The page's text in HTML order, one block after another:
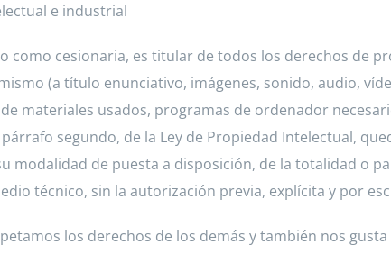
e industrial
o como cesionaria, es titular de todos los derechos de
(a título enunciativo, imágenes, sonido, audio,
materiales usados, programas de ordenador
segundo, de la Ley de Propiedad Intelectual,
modalidad de puesta a disposición, de la totalidad o
técnico, sin la autorización previa, explícita y por
los derechos de los demás y también nos